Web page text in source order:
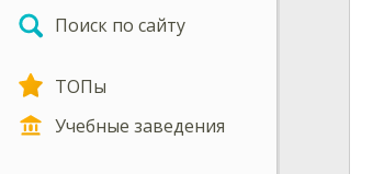
Поиск по сайту
ТОПы
Учебные заведения